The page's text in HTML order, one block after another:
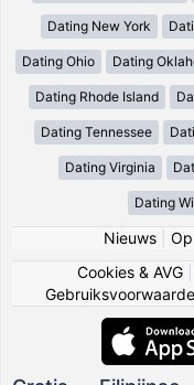
Dating New York
Dating Ohio Dating
Dating Rhode Island
Dating Tennessee
Dating Virginia
Dating
Nieuws|
Cookies & AVG